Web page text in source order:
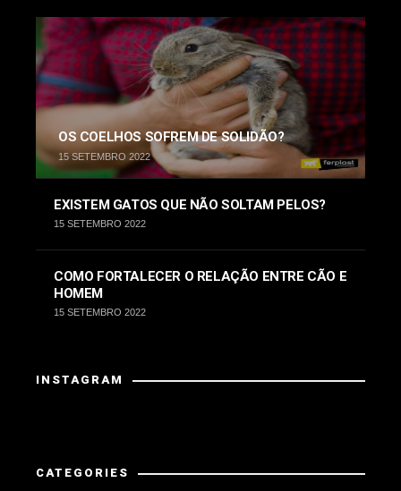
OS COELHOS SOFREM DE SOLIDÃO?
15 SETEMBRO 2022
EXISTEM GATOS QUE NÃO SOLTAM PELOS?
15 SETEMBRO 2022
COMO FORTALECER O RELAÇÃO ENTRE CÃO E
HOMEM
15 SETEMBRO 2022
INSTAGRAM
CATEGORIES